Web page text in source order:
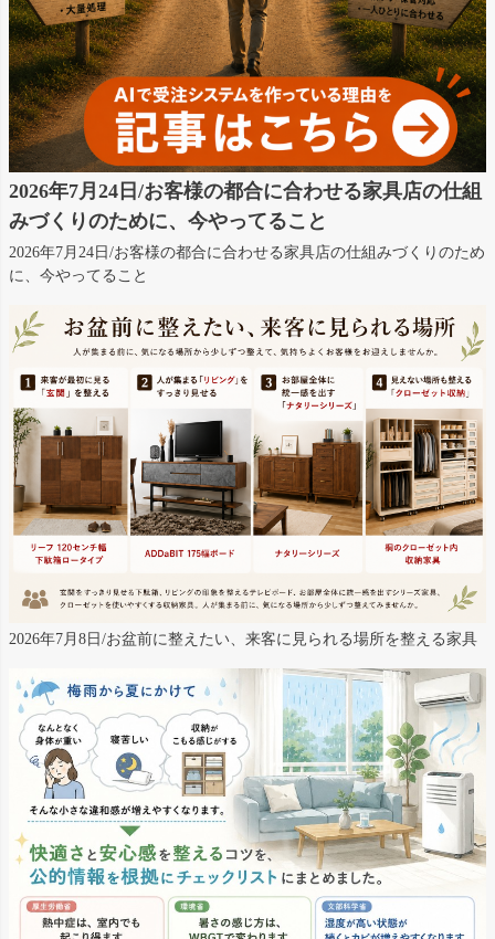
2026年7月24日/お客様の都合に合わせる家具店の仕組
みづくりのために、今やってること
2026年7月24日/お客様の都合に合わせる家具店の仕組みづくりのため
に、今やってること
2026年7月8日/お盆前に整えたい、来客に見られる場所を整える家具